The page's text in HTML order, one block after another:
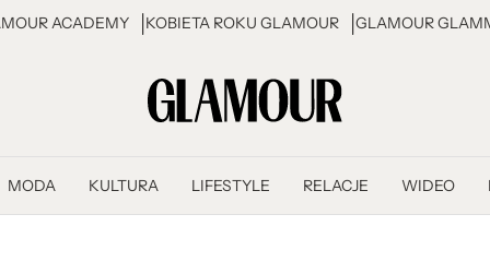
ACADEMY KOBIETA ROKU GLAMOUR GLAMOUR
MODA KULTURA LIFESTYLE RELACJE WIDEO